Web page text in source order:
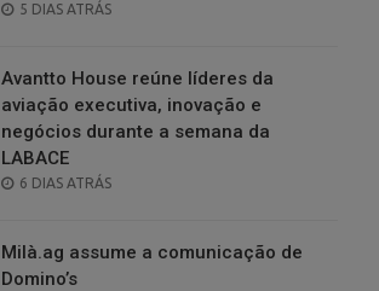
POSTED
5 DIAS ATRÁS
Avantto House reúne líderes da
aviação executiva, inovação e
negócios durante a semana da
LABACE
POSTED
6 DIAS ATRÁS
Milà.ag assume a comunicação de
Domino’s